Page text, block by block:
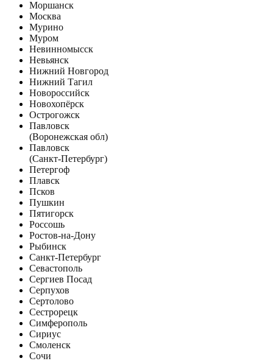
Моршанск
Москва
Мурино
Муром
Невинномысск
Невьянск
Нижний Новгород
Нижний Тагил
Новороссийск
Новохопёрск
Острогожск
Павловск
(Воронежская обл)
Павловск
(Санкт-Петербург)
Петергоф
Плавск
Псков
Пушкин
Пятигорск
Россошь
Ростов-на-Дону
Рыбинск
Санкт-Петербург
Севастополь
Сергиев Посад
Серпухов
Сертолово
Сестрорецк
Симферополь
Сириус
Смоленск
Сочи